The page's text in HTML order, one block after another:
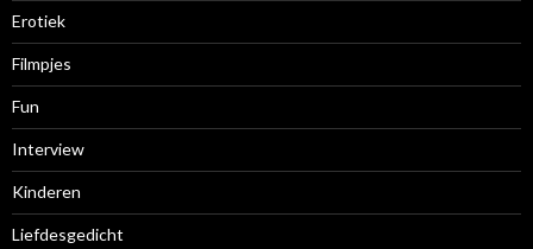
Erotiek
Filmpjes
Fun
Interview
Kinderen
Liefdesgedicht